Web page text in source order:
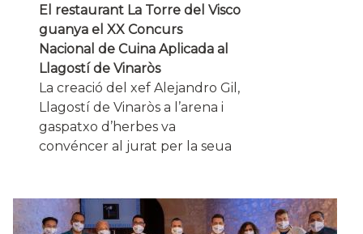
El restaurant La Torre del Visco
guanya el XX Concurs
Nacional de Cuina Aplicada al
Llagostí de Vinaròs
La creació del xef Alejandro Gil,
Llagostí de Vinaròs a l’arena i
gaspatxo d’herbes va
convéncer al jurat per la seua